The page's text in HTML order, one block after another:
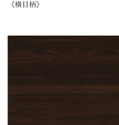
《横目柄》